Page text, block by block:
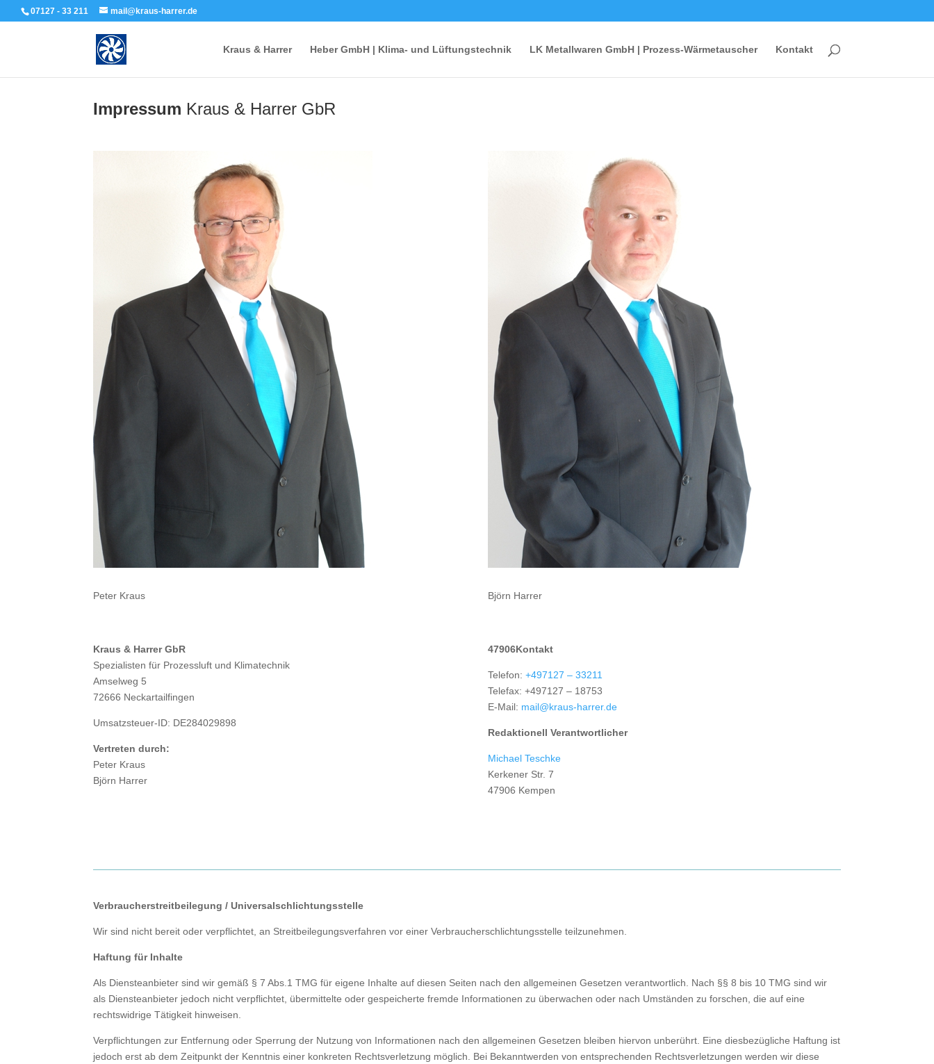
07127 - 33 211 mail@kraus-harrer.de
Kraus & Harrer Heber GmbH | Klima- und Lüftungstechnik LK Metallwaren GmbH | Prozess-Wärmetauscher Kontakt
Impressum Kraus & Harrer GbR
Peter Kraus Björn Harrer
Kraus & Harrer GbR
Spezialisten für Prozessluft und Klimatechnik
Amselweg 5
72666 Neckartailfingen
Umsatzsteuer-ID: DE284029898
Vertreten durch:
Peter Kraus
Björn Harrer
47906Kontakt
Telefon: +497127 – 33211
Telefax: +497127 – 18753
E-Mail: mail@kraus-harrer.de
Redaktionell Verantwortlicher
Michael Teschke
Kerkener Str. 7
47906 Kempen
Verbraucher­streit­beilegung / Universal­schlichtungs­stelle
Wir sind nicht bereit oder verpflichtet, an Streitbeilegungsverfahren vor einer Verbraucherschlichtungsstelle teilzunehmen.
Haftung für Inhalte
Als Diensteanbieter sind wir gemäß § 7 Abs.1 TMG für eigene Inhalte auf diesen Seiten nach den allgemeinen Gesetzen verantwortlich. Nach §§ 8 bis 10 TMG sind wir
als Diensteanbieter jedoch nicht verpflichtet, übermittelte oder gespeicherte fremde Informationen zu überwachen oder nach Umständen zu forschen, die auf eine
rechtswidrige Tätigkeit hinweisen.
Verpflichtungen zur Entfernung oder Sperrung der Nutzung von Informationen nach den allgemeinen Gesetzen bleiben hiervon unberührt. Eine diesbezügliche Haftung ist
jedoch erst ab dem Zeitpunkt der Kenntnis einer konkreten Rechtsverletzung möglich. Bei Bekanntwerden von entsprechenden Rechtsverletzungen werden wir diese